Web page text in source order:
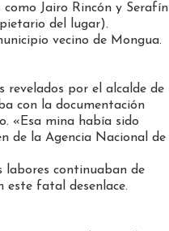
Jairo Rincón y Serafín
del lugar).
vecino de Mongua.
revelados por el alcalde de
con la documentación
«Esa mina había sido
de la Agencia Nacional de
labores continuaban de
este fatal desenlace.